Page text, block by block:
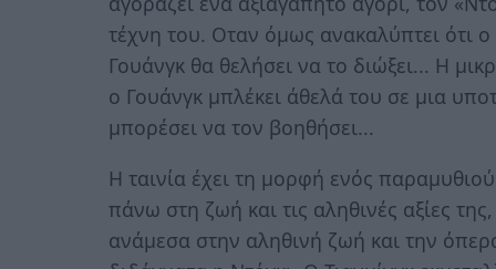
τέχνη του. Οταν όμως ανακαλύπτει ότι ο
Γουάνγκ θα θελήσει να το διώξει... Η
ο Γουάνγκ μπλέκει άθελά του σε μια
μπορέσει να τον βοηθήσει...
Η ταινία έχει τη μορφή ενός
πάνω στη ζωή και τις αληθινές αξίες
ανάμεσα στην αληθινή ζωή και την